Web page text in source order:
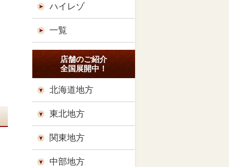
ハイレゾ
一覧
店舗のご紹介
全国展開中！
北海道地方
東北地方
関東地方
中部地方